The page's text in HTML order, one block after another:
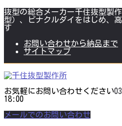
コ
ン
テ
ナ
ビ
ゲ
移
抜型の総合メーカー千住抜型製
型）、ピナクルダイをはじめ、
す
お問い合わせから納品まで
サイトマップ
お気軽にお問い合わせください
18:00
メールでのお問い合わせ